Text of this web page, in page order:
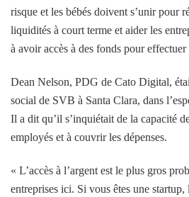
risque et les bébés doivent s’unir pour
liquidités à court terme et aider les
à avoir accès à des fonds pour effectuer
Dean Nelson, PDG de Cato Digital,
social de SVB à Santa Clara, dans
Il a dit qu’il s’inquiétait de la capacité
employés et à couvrir les dépenses.
« L’accès à l’argent est le plus gros
entreprises ici. Si vous êtes une startup,